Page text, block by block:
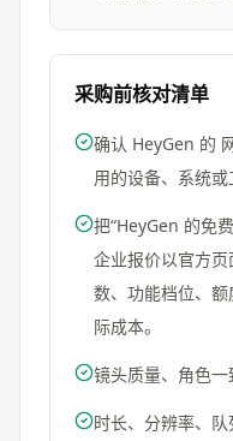
采购前核对清单
确认 HeyGen 的
用的设备、系统或
把“HeyGen 的免
企业报价以官方
数、功能档位、
际成本。
镜头质量、角色
时长、分辨率、